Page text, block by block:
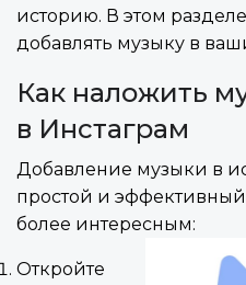
историю. В этом
добавлять музыку в
Как наложить
в Инстаграм
Добавление музыки в
простой и эффективный
более интересным:
Откройте